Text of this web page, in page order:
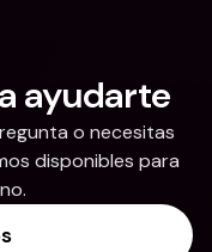
ayudarte
o necesitas
disponibles para